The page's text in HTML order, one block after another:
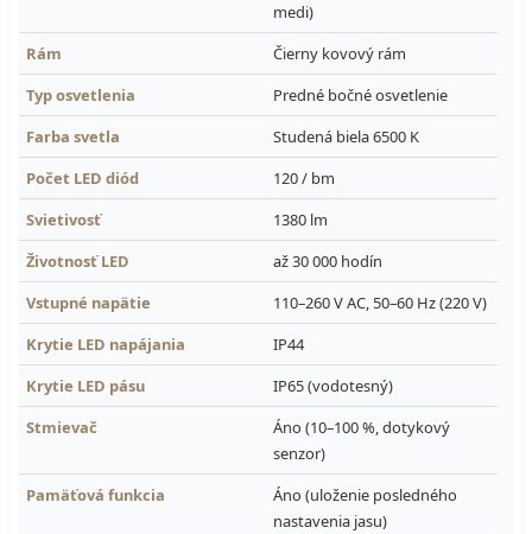
medi)
Rám
Čierny kovový rám
Typ osvetlenia
Predné bočné osvetlenie
Farba svetla
Studená biela 6500 K
Počet LED diód
120 / bm
Svietivosť
1380 lm
Životnosť LED
až 30 000 hodín
Vstupné napätie
110–260 V AC, 50–60 Hz (220 V)
Krytie LED napájania
IP44
Krytie LED pásu
IP65 (vodotesný)
Stmievač
Áno (10–100 %, dotykový
senzor)
Pamäťová funkcia
Áno (uloženie posledného
nastavenia jasu)